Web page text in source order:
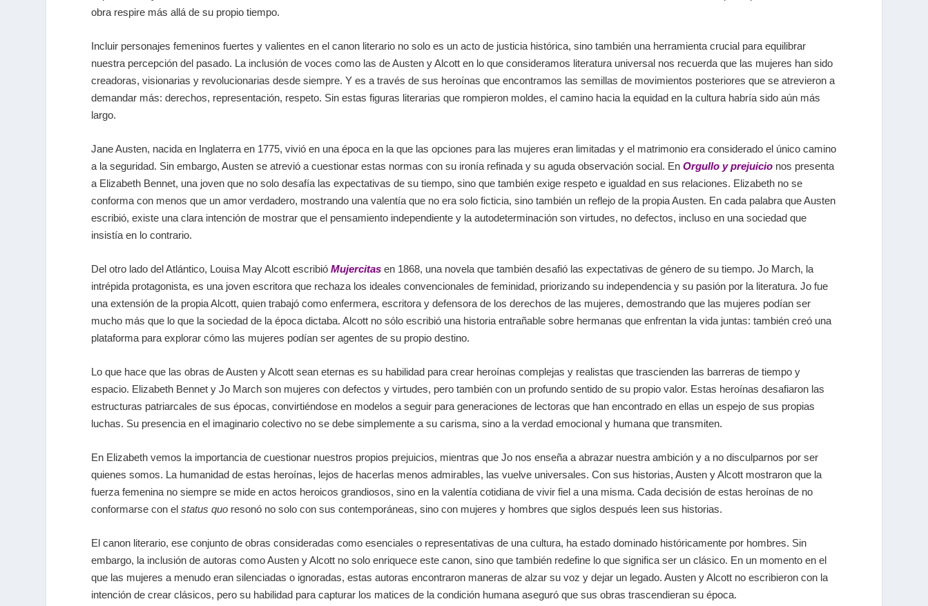
obra respire más allá de su propio tiempo.
Incluir personajes femeninos fuertes y valientes en el canon literario no solo es un acto de justicia histórica, sino también una herramienta crucial para equilibrar
nuestra percepción del pasado. La inclusión de voces como las de Austen y Alcott en lo que consideramos literatura universal nos recuerda que las mujeres han sido
creadoras, visionarias y revolucionarias desde siempre. Y es a través de sus heroínas que encontramos las semillas de movimientos posteriores que se atrevieron a
demandar más: derechos, representación, respeto. Sin estas figuras literarias que rompieron moldes, el camino hacia la equidad en la cultura habría sido aún más
largo.
Jane Austen, nacida en Inglaterra en 1775, vivió en una época en la que las opciones para las mujeres eran limitadas y el matrimonio era considerado el único camino
a la seguridad. Sin embargo, Austen se atrevió a cuestionar estas normas con su ironía refinada y su aguda observación social. En Orgullo y prejuicio nos presenta
a Elizabeth Bennet, una joven que no solo desafía las expectativas de su tiempo, sino que también exige respeto e igualdad en sus relaciones. Elizabeth no se
conforma con menos que un amor verdadero, mostrando una valentía que no era solo ficticia, sino también un reflejo de la propia Austen. En cada palabra que Austen
escribió, existe una clara intención de mostrar que el pensamiento independiente y la autodeterminación son virtudes, no defectos, incluso en una sociedad que
insistía en lo contrario.
Del otro lado del Atlántico, Louisa May Alcott escribió Mujercitas en 1868, una novela que también desafió las expectativas de género de su tiempo. Jo March, la
intrépida protagonista, es una joven escritora que rechaza los ideales convencionales de feminidad, priorizando su independencia y su pasión por la literatura. Jo fue
una extensión de la propia Alcott, quien trabajó como enfermera, escritora y defensora de los derechos de las mujeres, demostrando que las mujeres podían ser
mucho más que lo que la sociedad de la época dictaba. Alcott no sólo escribió una historia entrañable sobre hermanas que enfrentan la vida juntas: también creó una
plataforma para explorar cómo las mujeres podían ser agentes de su propio destino.
Lo que hace que las obras de Austen y Alcott sean eternas es su habilidad para crear heroínas complejas y realistas que trascienden las barreras de tiempo y
espacio. Elizabeth Bennet y Jo March son mujeres con defectos y virtudes, pero también con un profundo sentido de su propio valor. Estas heroínas desafiaron las
estructuras patriarcales de sus épocas, convirtiéndose en modelos a seguir para generaciones de lectoras que han encontrado en ellas un espejo de sus propias
luchas. Su presencia en el imaginario colectivo no se debe simplemente a su carisma, sino a la verdad emocional y humana que transmiten.
En Elizabeth vemos la importancia de cuestionar nuestros propios prejuicios, mientras que Jo nos enseña a abrazar nuestra ambición y a no disculparnos por ser
quienes somos. La humanidad de estas heroínas, lejos de hacerlas menos admirables, las vuelve universales. Con sus historias, Austen y Alcott mostraron que la
fuerza femenina no siempre se mide en actos heroicos grandiosos, sino en la valentía cotidiana de vivir fiel a una misma. Cada decisión de estas heroínas de no
conformarse con el status quo resonó no solo con sus contemporáneas, sino con mujeres y hombres que siglos después leen sus historias.
El canon literario, ese conjunto de obras consideradas como esenciales o representativas de una cultura, ha estado dominado históricamente por hombres. Sin
embargo, la inclusión de autoras como Austen y Alcott no solo enriquece este canon, sino que también redefine lo que significa ser un clásico. En un momento en el
que las mujeres a menudo eran silenciadas o ignoradas, estas autoras encontraron maneras de alzar su voz y dejar un legado. Austen y Alcott no escribieron con la
intención de crear clásicos, pero su habilidad para capturar los matices de la condición humana aseguró que sus obras trascendieran su época.